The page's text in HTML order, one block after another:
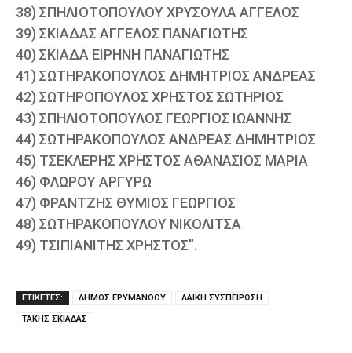
38) ΣΠΗΛΙΟΤΟΠΟΥΛΟΥ ΧΡΥΣΟΥΛΑ ΑΓΓΕΛΟΣ
39) ΣΚΙΑΔΑΣ ΑΓΓΕΛΟΣ ΠΑΝΑΓΙΩΤΗΣ
40) ΣΚΙΑΔΑ ΕΙΡΗΝΗ ΠΑΝΑΓΙΩΤΗΣ
41) ΣΩΤΗΡΑΚΟΠΟΥΛΟΣ ΔΗΜΗΤΡΙΟΣ ΑΝΔΡΕΑΣ
42) ΣΩΤΗΡΟΠΟΥΛΟΣ ΧΡΗΣΤΟΣ ΣΩΤΗΡΙΟΣ
43) ΣΠΗΛΙΟΤΟΠΟΥΛΟΣ ΓΕΩΡΓΙΟΣ ΙΩΑΝΝΗΣ
44) ΣΩΤΗΡΑΚΟΠΟΥΛΟΣ ΑΝΔΡΕΑΣ ΔΗΜΗΤΡΙΟΣ
45) ΤΣΕΚΛΕΡΗΣ ΧΡΗΣΤΟΣ ΑΘΑΝΑΣΙΟΣ ΜΑΡΙΑ
46) ΦΛΩΡΟΥ ΑΡΓΥΡΩ
47) ΦΡΑΝΤΖΗΣ ΘΥΜΙΟΣ ΓΕΩΡΓΙΟΣ
48) ΣΩΤΗΡΑΚΟΠΟΥΛΟΥ ΝΙΚΟΛΙΤΣΑ
49) ΤΣΙΠΙΑΝΙΤΗΣ ΧΡΗΣΤΟΣ”.
ΕΤΙΚΕΤΕΣ: ΔΗΜΟΣ ΕΡΥΜΑΝΘΟΥ ΛΑΪΚΗ ΣΥΣΠΕΙΡΩΣΗ
ΤΑΚΗΣ ΣΚΙΑΔΑΣ